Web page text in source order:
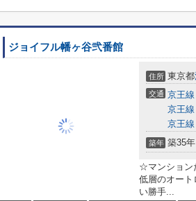
ジョイフル幡ヶ谷弐番館
住所 東京都
交通 京王線
京王線
京王線
築年 築35年
☆マンション
低層のオー
い勝手...